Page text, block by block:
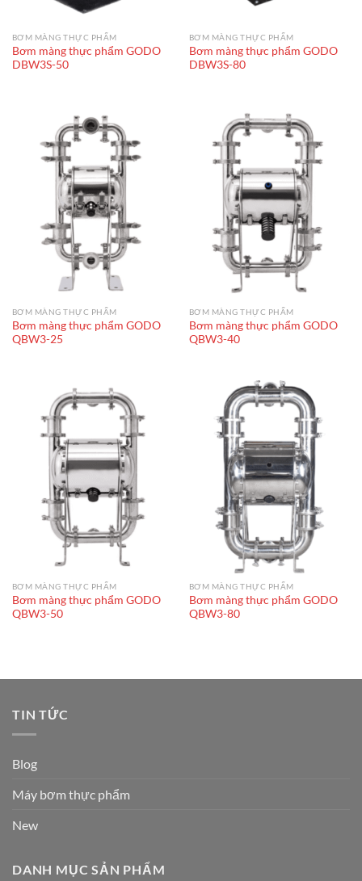
BƠM MÀNG THỰC PHẨM
Bơm màng thực phẩm GODO
DBW3S-50
BƠM MÀNG THỰC PHẨM
Bơm màng thực phẩm GODO
DBW3S-80
BƠM MÀNG THỰC PHẨM
Bơm màng thực phẩm GODO
QBW3-25
BƠM MÀNG THỰC PHẨM
Bơm màng thực phẩm GODO
QBW3-40
BƠM MÀNG THỰC PHẨM
Bơm màng thực phẩm GODO
QBW3-50
BƠM MÀNG THỰC PHẨM
Bơm màng thực phẩm GODO
QBW3-80
TIN TỨC
Blog
Máy bơm thực phẩm
New
DANH MỤC SẢN PHẨM